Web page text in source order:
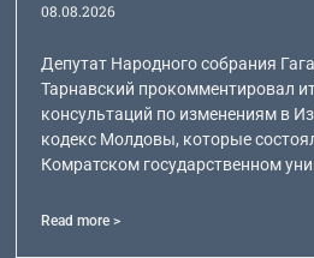
08.08.2026
Депутат Народного собрания
Тарнавский прокомментировал
консультаций по изменениям в
кодекс Молдовы, которые
Комратском государственном
Read more >